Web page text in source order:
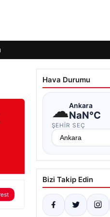
Hava Durumu
☁Ankara
NaN°C
ŞEHIR SEÇ
Bizi Takip Edin